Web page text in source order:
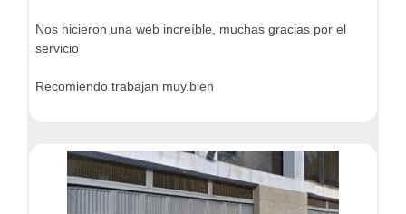
Nos hicieron una web increíble, muchas gracias por el
servicio
Recomiendo trabajan muy.bien